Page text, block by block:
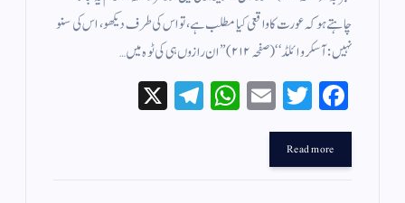
چاہتے ہو کہ عورت کا واقعی کیا مطلب ہے، تو اس کی طرف دیکھو، اس کی سنو
نہیں: آسکروائلڈ ‘‘ (صفحہ ۲۱۲) ’’ ان رازوں ہی کی ٹوہ میں…
Fa
ce
bo
ok
T
wi
r
E
m
W
ha
Te
le
Read more